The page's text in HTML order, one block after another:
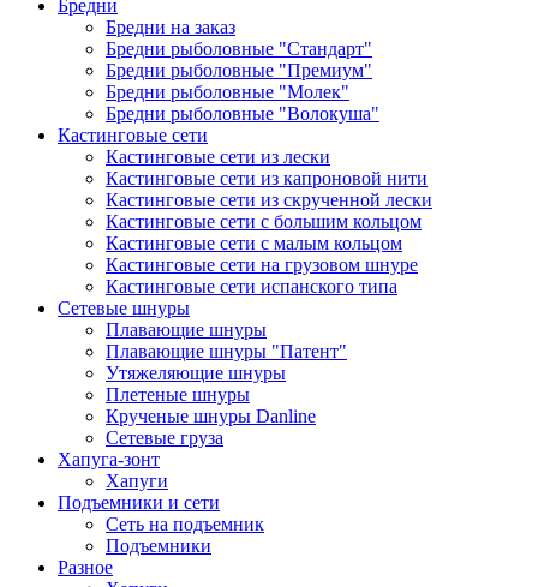
Бредни
Бредни на заказ
Бредни рыболовные "Стандарт"
Бредни рыболовные "Премиум"
Бредни рыболовные "Молек"
Бредни рыболовные "Волокуша"
Кастинговые сети
Кастинговые сети из лески
Кастинговые сети из капроновой нити
Кастинговые сети из скрученной лески
Кастинговые сети с большим кольцом
Кастинговые сети с малым кольцом
Кастинговые сети на грузовом шнуре
Кастинговые сети испанского типа
Сетевые шнуры
Плавающие шнуры
Плавающие шнуры "Патент"
Утяжеляющие шнуры
Плетеные шнуры
Крученые шнуры Danline
Сетевые груза
Хапуга-зонт
Хапуги
Подъемники и сети
Сеть на подъемник
Подъемники
Разное